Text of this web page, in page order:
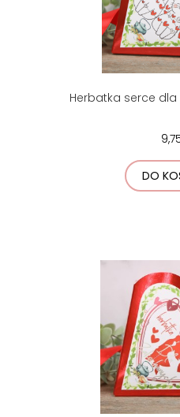
Herbatka serce
DO